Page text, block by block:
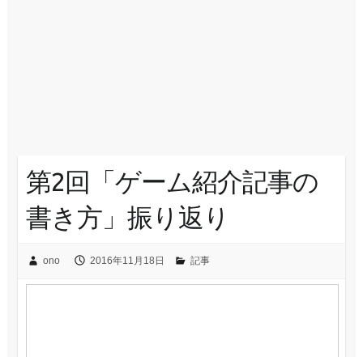
第2回「ゲーム紹介記事の
書き方」振り返り
ono 2016年11月18日 記事